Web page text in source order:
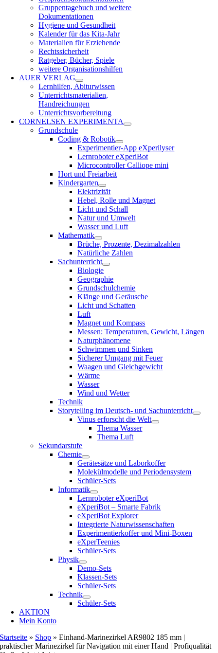
Gruppentagebuch und weitere
Dokumentationen
Hygiene und Gesundheit
Kalender für das Kita-Jahr
Materialien für Erziehende
Rechtssicherheit
Ratgeber, Bücher, Spiele
weitere Organisationshilfen
AUER VERLAG
Lernhilfen, Abiturwissen
Unterrichtsmaterialien,
Handreichungen
Unterrichtsvorbereitung
CORNELSEN EXPERIMENTA
Grundschule
Coding & Robotik
Experimentier-App eXperilyser
Lernroboter eXperiBot
Microcontroller Calliope mini
Hort und Freiarbeit
Kindergarten
Elektrizität
Hebel, Rolle und Magnet
Licht und Schall
Natur und Umwelt
Wasser und Luft
Mathematik
Brüche, Prozente, Dezimalzahlen
Natürliche Zahlen
Sachunterricht
Biologie
Geographie
Grundschulchemie
Klänge und Geräusche
Licht und Schatten
Luft
Magnet und Kompass
Messen: Temperaturen, Gewicht, Längen
Naturphänomene
Schwimmen und Sinken
Sicherer Umgang mit Feuer
Waagen und Gleichgewicht
Wärme
Wasser
Wind und Wetter
Technik
Storytelling im Deutsch- und Sachunterricht
Vinus erforscht die Welt
Thema Wasser
Thema Luft
Sekundarstufe
Chemie
Gerätesätze und Laborkoffer
Molekülmodelle und Periodensystem
Schüler-Sets
Informatik
Lernroboter eXperiBot
eXperiBot – Smarte Fabrik
eXperiBot Explorer
Integrierte Naturwissenschaften
Experimentierkoffer und Mini-Boxen
eXperTeenies
Schüler-Sets
Physik
Demo-Sets
Klassen-Sets
Schüler-Sets
Technik
Schüler-Sets
AKTION
Mein Konto
Startseite » Shop »Einhand-Marinezirkel AR9802 185 mm |
praktischer Marinezirkel für Navigation mit einer Hand | Profiqualität